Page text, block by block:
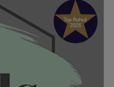
20:00
10:00 –20:00
10:00
20:00
–17:00
Κλειστό